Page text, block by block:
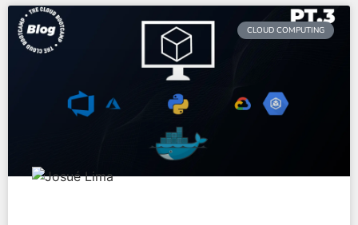
CLOUD COMPUTING